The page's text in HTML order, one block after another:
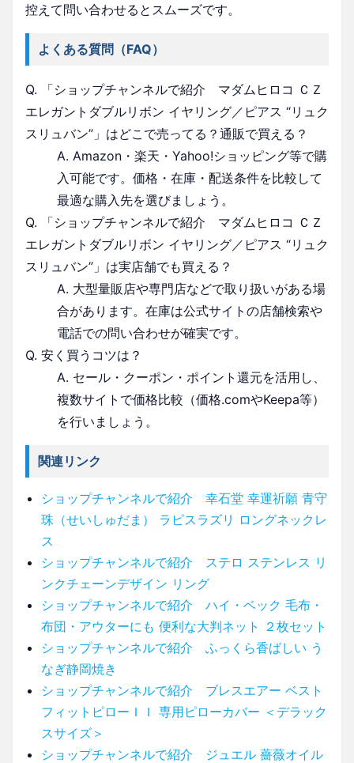
控えて問い合わせるとスムーズです。
よくある質問（FAQ）
Q. 「ショップチャンネルで紹介 マダムヒロコ ＣＺ
エレガントダブルリボン イヤリング／ピアス “リュク
スリュバン”」はどこで売ってる？通販で買える？
A. Amazon・楽天・Yahoo!ショッピング等で購
入可能です。価格・在庫・配送条件を比較して
最適な購入先を選びましょう。
Q. 「ショップチャンネルで紹介 マダムヒロコ ＣＺ
エレガントダブルリボン イヤリング／ピアス “リュク
スリュバン”」は実店舗でも買える？
A. 大型量販店や専門店などで取り扱いがある場
合があります。在庫は公式サイトの店舗検索や
電話での問い合わせが確実です。
Q. 安く買うコツは？
A. セール・クーポン・ポイント還元を活用し、
複数サイトで価格比較（価格.comやKeepa等）
を行いましょう。
関連リンク
ショップチャンネルで紹介 幸石堂 幸運祈願 青守
珠（せいしゅだま） ラピスラズリ ロングネックレ
ス
ショップチャンネルで紹介 ステロ ステンレス リ
ンクチェーンデザイン リング
ショップチャンネルで紹介 ハイ・ベック 毛布・
布団・アウターにも 便利な大判ネット ２枚セット
ショップチャンネルで紹介 ふっくら香ばしい う
なぎ静岡焼き
ショップチャンネルで紹介 ブレスエアー ベスト
フィットピローＩＩ 専用ピローカバー ＜デラック
スサイズ＞
ショップチャンネルで紹介 ジュエル 薔薇オイル